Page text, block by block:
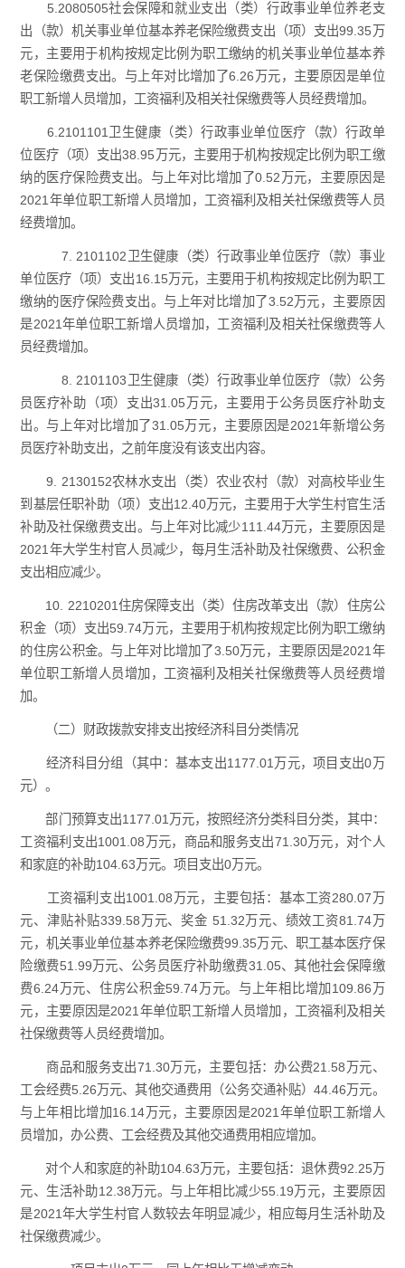
5.2080505社会保障和就业支出（类）行政事业单位养老支
出（款）机关事业单位基本养老保险缴费支出（项）支出99.35万
元，主要用于机构按规定比例为职工缴纳的机关事业单位基本养
老保险缴费支出。与上年对比增加了6.26万元，主要原因是单位
职工新增人员增加，工资福利及相关社保缴费等人员经费增加。
6.2101101卫生健康（类）行政事业单位医疗（款）行政单
位医疗（项）支出38.95万元，主要用于机构按规定比例为职工缴
纳的医疗保险费支出。与上年对比增加了0.52万元，主要原因是
2021年单位职工新增人员增加，工资福利及相关社保缴费等人员
经费增加。
7. 2101102卫生健康（类）行政事业单位医疗（款）事业
单位医疗（项）支出16.15万元，主要用于机构按规定比例为职工
缴纳的医疗保险费支出。与上年对比增加了3.52万元，主要原因
是2021年单位职工新增人员增加，工资福利及相关社保缴费等人
员经费增加。
8. 2101103卫生健康（类）行政事业单位医疗（款）公务
员医疗补助（项）支出31.05万元，主要用于公务员医疗补助支
出。与上年对比增加了31.05万元，主要原因是2021年新增公务
员医疗补助支出，之前年度没有该支出内容。
9. 2130152农林水支出（类）农业农村（款）对高校毕业生
到基层任职补助（项）支出12.40万元，主要用于大学生村官生活
补助及社保缴费支出。与上年对比减少111.44万元，主要原因是
2021年大学生村官人员减少，每月生活补助及社保缴费、公积金
支出相应减少。
10. 2210201住房保障支出（类）住房改革支出（款）住房公
积金（项）支出59.74万元，主要用于机构按规定比例为职工缴纳
的住房公积金。与上年对比增加了3.50万元，主要原因是2021年
单位职工新增人员增加，工资福利及相关社保缴费等人员经费增
加。
（二）财政拨款安排支出按经济科目分类情况
经济科目分组（其中：基本支出1177.01万元，项目支出0万
元）。
部门预算支出1177.01万元，按照经济分类科目分类，其中：
工资福利支出1001.08万元，商品和服务支出71.30万元，对个人
和家庭的补助104.63万元。项目支出0万元。
工资福利支出1001.08万元，主要包括：基本工资280.07万
元、津贴补贴339.58万元、奖金 51.32万元、绩效工资81.74万
元，机关事业单位基本养老保险缴费99.35万元、职工基本医疗保
险缴费51.99万元、公务员医疗补助缴费31.05、其他社会保障缴
费6.24万元、住房公积金59.74万元。与上年相比增加109.86万
元，主要原因是2021年单位职工新增人员增加，工资福利及相关
社保缴费等人员经费增加。
商品和服务支出71.30万元，主要包括：办公费21.58万元、
工会经费5.26万元、其他交通费用（公务交通补贴）44.46万元。
与上年相比增加16.14万元，主要原因是2021年单位职工新增人
员增加，办公费、工会经费及其他交通费用相应增加。
对个人和家庭的补助104.63万元，主要包括：退休费92.25万
元、生活补助12.38万元。与上年相比减少55.19万元，主要原因
是2021年大学生村官人数较去年明显减少，相应每月生活补助及
社保缴费减少。